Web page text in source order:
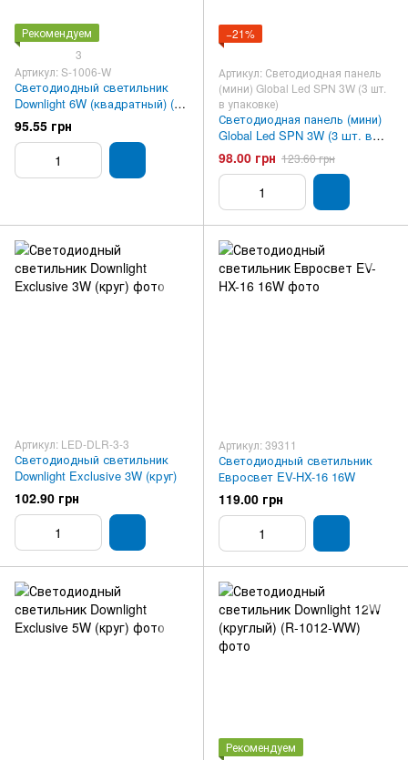
Рекомендуем
3
Артикул: S-1006-W
Светодиодный светильник
Downlight 6W (квадратный) (S-
1006-W)
95.55 грн
−21%
Артикул: Светодиодная панель
(мини) Global Led SPN 3W (3 шт.
в упаковке)
Светодиодная панель (мини)
Global Led SPN 3W (3 шт. в
упаковке)
98.00 грн 123.60 грн
Артикул: LED-DLR-3-3
Светодиодный светильник
Downlight Exclusive 3W (круг)
102.90 грн
Артикул: 39311
Светодиодный светильник
Евросвет EV-HX-16 16W
119.00 грн
Рекомендуем